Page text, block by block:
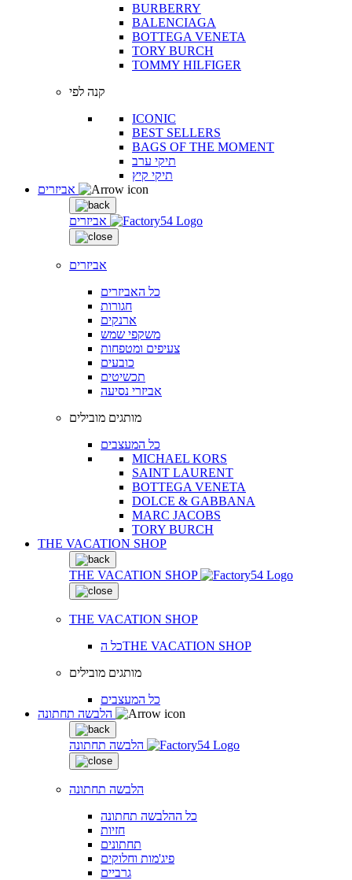
BURBERRY
BALENCIAGA
BOTTEGA VENETA
TORY BURCH
TOMMY HILFIGER
קנה לפי
ICONIC
BEST SELLERS
BAGS OF THE MOMENT
תיקי ערב
תיקי קיץ
אביזרים
אביזרים
כל האביזרים
חגורות
ארנקים
משקפי שמש
צעיפים ומטפחות
כובעים
תכשיטים
אביזרי נסיעה
מותגים מובילים
כל המעצבים
MICHAEL KORS
SAINT LAURENT
BOTTEGA VENETA
DOLCE & GABBANA
MARC JACOBS
TORY BURCH
THE VACATION SHOP
THE VACATION SHOP
THE VACATION SHOP
כל הTHE VACATION SHOP
מותגים מובילים
כל המעצבים
הלבשה תחתונה
הלבשה תחתונה
כל ההלבשה תחתונה
חזיות
תחתונים
פיג'מות וחלוקים
גרביים